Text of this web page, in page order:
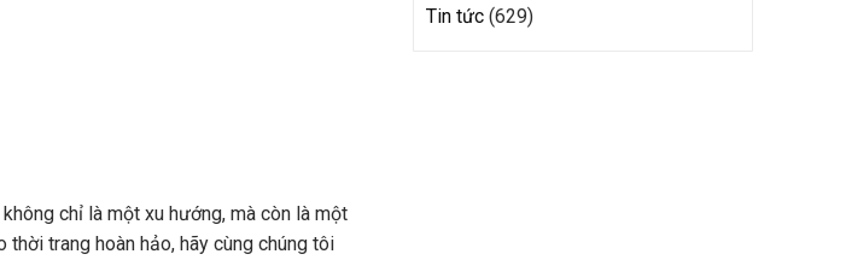
chỉ là một xu hướng, mà còn là một
trang hoàn hảo, hãy cùng chúng tôi
Tin tức(629)